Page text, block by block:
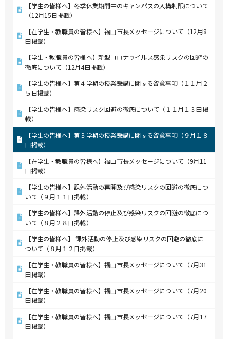
【学生の皆様へ】冬季休業期間中のキャンパスの入構制限について
（12月15日掲載）
【在学生・教職員の皆様へ】福山市長メッセージについて（12月8
日掲載）
【学生・教職員の皆様へ】新型コロナウイルス感染リスクの回避の
徹底について（12月4日掲載）
【学生の皆様へ】第４学期の授業受講に関する留意事項（１１月２
５日掲載）
【学生の皆様へ】感染リスク回避の徹底について（１１月１３日掲
載）
【学生の皆様へ】第３学期の授業受講に関する留意事項（９月１８
日掲載）
【在学生・教職員の皆様へ】福山市長メッセージについて（9月11
日掲載）
【学生の皆様へ】課外活動の再開及び感染リスクの回避の徹底につ
いて（９月１１日掲載）
【学生の皆様へ】課外活動の停止及び感染リスクの回避の徹底につ
いて（８月２８日掲載）
【学生の皆様へ】 課外活動の停止及び感染リスクの回避の徹底に
ついて（８月１２日掲載）
【在学生・教職員の皆様へ】福山市長メッセージについて（7月31
日掲載）
【在学生・教職員の皆様へ】福山市長メッセージについて（7月20
日掲載）
【在学生・教職員の皆様へ】福山市長メッセージについて（7月17
日掲載）